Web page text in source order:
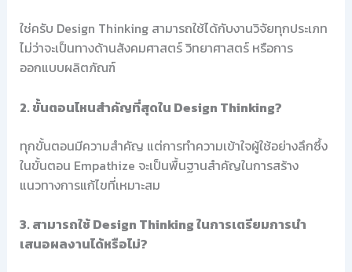
ใช่ครับ Design Thinking สามารถใช้ได้กับงานวิจัยทุกประเภท
ไม่ว่าจะเป็นทางด้านสังคมศาสตร์ วิทยาศาสตร์ หรือการ
ออกแบบผลิตภัณฑ์
2. ขั้นตอนไหนสำคัญที่สุดใน Design Thinking?
ทุกขั้นตอนมีความสำคัญ แต่การทำความเข้าใจผู้ใช้อย่างลึกซึ้ง
ในขั้นตอน Empathize จะเป็นพื้นฐานสำคัญในการสร้าง
แนวทางการแก้ไขที่เหมาะสม
3. สามารถใช้ Design Thinking ในการเตรียมการนำ
เสนอผลงานได้หรือไม่?